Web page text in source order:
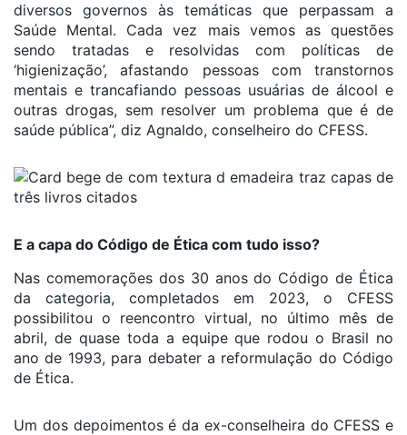
diversos governos às temáticas que perpassam a
Saúde Mental. Cada vez mais vemos as questões
sendo tratadas e resolvidas com políticas de
‘higienização’, afastando pessoas com transtornos
mentais e trancafiando pessoas usuárias de álcool e
outras drogas, sem resolver um problema que é de
saúde pública”, diz Agnaldo, conselheiro do CFESS.
E a capa do Código de Ética com tudo isso?
Nas comemorações dos 30 anos do Código de Ética
da categoria, completados em 2023, o CFESS
possibilitou o reencontro virtual, no último mês de
abril, de quase toda a equipe que rodou o Brasil no
ano de 1993, para debater a reformulação do Código
de Ética.
Um dos depoimentos é da ex-conselheira do CFESS e